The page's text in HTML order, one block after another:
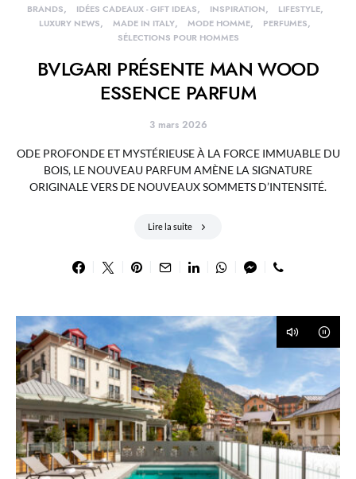
BRANDS
IDÉES CADEAUX - GIFT IDEAS INSPIRATION
LIFESTYLE
LUXURY NEWS
MADE IN ITALY MODE HOMME
PERFUMES
SÉLECTIONS POUR HOMMES
BVLGARI PRÉSENTE MAN WOOD
ESSENCE PARFUM
3 mars 2026
ODE PROFONDE ET MYSTÉRIEUSE À LA FORCE IMMUABLE DU
BOIS, LE NOUVEAU PARFUM AMÈNE LA SIGNATURE
ORIGINALE VERS DE NOUVEAUX SOMMETS D’INTENSITÉ.
Lire la suite